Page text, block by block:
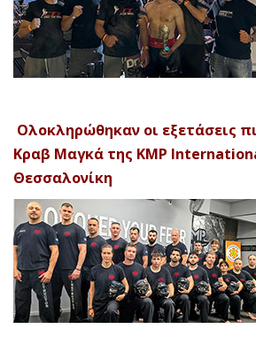
Ολοκληρώθηκαν οι εξετάσεις
Κραβ Μαγκά της KMP
Θεσσαλονίκη